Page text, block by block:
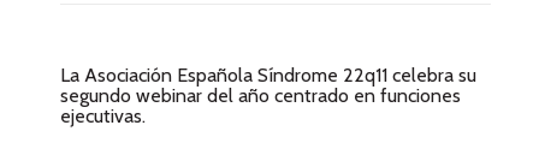
La Asociación Española Síndrome 22q11 celebra su
segundo webinar del año centrado en funciones
ejecutivas.